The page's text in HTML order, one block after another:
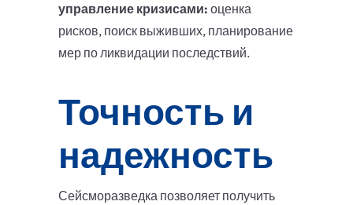
управление кризисами: оценка
рисков, поиск выживших, планирование
мер по ликвидации последствий.
Точность и
надежность
Сейсморазведка позволяет получить